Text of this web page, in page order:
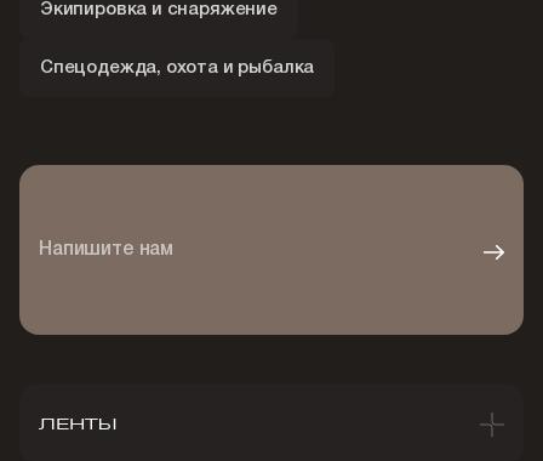
Экипировка и снаряжение
Спецодежда, охота и рыбалка
Напишите нам
ЛЕНТЫ